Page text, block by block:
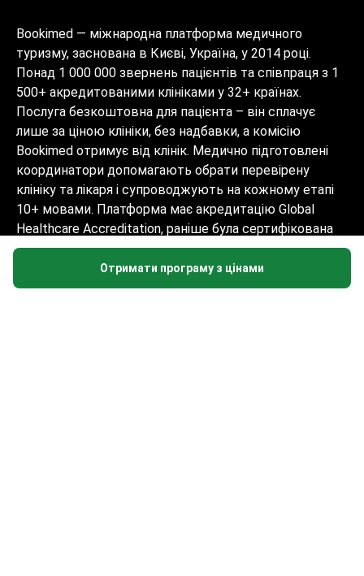
Отримати програму з цінами
Bookimed — міжнародна платформа медичного
туризму, заснована в Києві, Україна, у 2014 році.
Понад 1 000 000 звернень пацієнтів та співпраця з 1
500+ акредитованими клініками у 32+ країнах.
Послуга безкоштовна для пацієнта – він сплачує
лише за ціною клініки, без надбавки, а комісію
Bookimed отримує від клінік. Медично підготовлені
координатори допомагають обрати перевірену
клініку та лікаря і супроводжують на кожному етапі
10+ мовами. Платформа має акредитацію Global
Healthcare Accreditation, раніше була сертифікована
Temos (2024–2025). Рейтинг 4.6 на Trustpilot та 4.4 на
Google Reviews.
Інформація на сайті не може бути